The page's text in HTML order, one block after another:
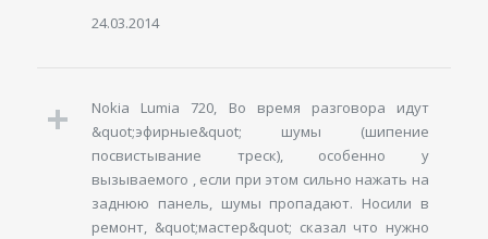
24.03.2014
Nokia Lumia 720, Во время разговора идут
&quot;эфирные&quot; шумы (шипение
посвистывание треск), особенно у
вызываемого , если при этом сильно нажать на
заднюю панель, шумы пропадают. Носили в
ремонт, &quot;мастер&quot; сказал что нужно